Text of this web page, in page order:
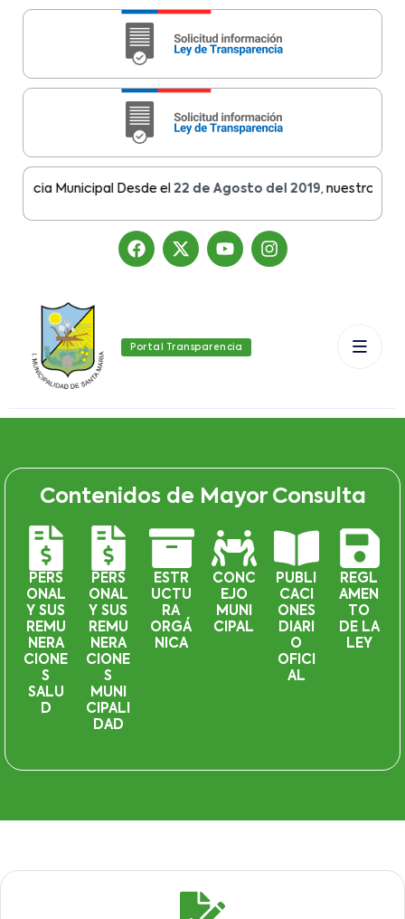
Municipal Desde el22 de Agosto del 2019, nuestro sitio ha
Portal Transparencia
Contenidos de Mayor Consulta
PERS
ONAL
Y SUS
REMU
NERA
CIONE
S
SALU
D
PERS
ONAL
Y SUS
REMU
NERA
CIONE
S
MUNI
CIPALI
DAD
ESTR
UCTU
RA
ORGÁ
NICA
CONC
EJO
MUNI
CIPAL
PUBLI
CACI
ONES
DIARI
O
OFICI
AL
REGL
AMEN
TO
DE LA
LEY